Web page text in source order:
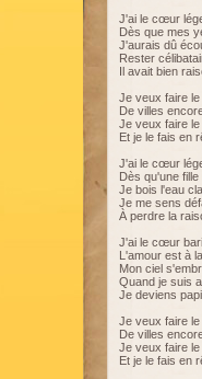
J'ai le cœur
Dès que mes
J'aurais dû
Rester
Il avait bien
Je veux faire
De villes
Je veux faire
Et je le fais en
J'ai le cœur
Dès qu'une
Je bois l'eau
Je me sens
À perdre la
J'ai le cœur
L'amour est à
Mon ciel
Quand je suis
Je deviens
Je veux faire
De villes
Je veux faire
Et je le fais en